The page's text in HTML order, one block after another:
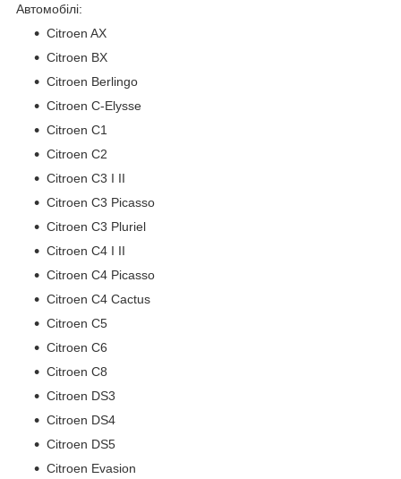
Автомобілі:
Citroen AX
Citroen BX
Citroen Berlingo
Citroen C-Elysse
Citroen C1
Citroen C2
Citroen C3 I II
Citroen C3 Picasso
Citroen C3 Pluriel
Citroen C4 I II
Citroen C4 Picasso
Citroen C4 Cactus
Citroen C5
Citroen C6
Citroen C8
Citroen DS3
Citroen DS4
Citroen DS5
Citroen Evasion